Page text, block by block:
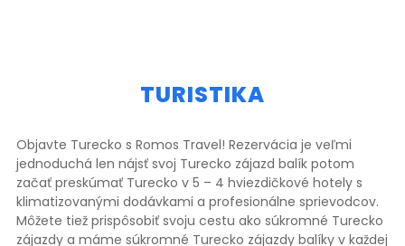
TURISTIKA
Objavte Turecko s Romos Travel! Rezervácia je veľmi
jednoduchá len nájsť svoj Turecko zájazd balík potom
začať preskúmať Turecko v 5 – 4 hviezdičkové hotely s
klimatizovanými dodávkami a profesionálne sprievodcov.
Môžete tiež prispôsobiť svoju cestu ako súkromné Turecko
zájazdy a máme súkromné Turecko zájazdy balíky v každej